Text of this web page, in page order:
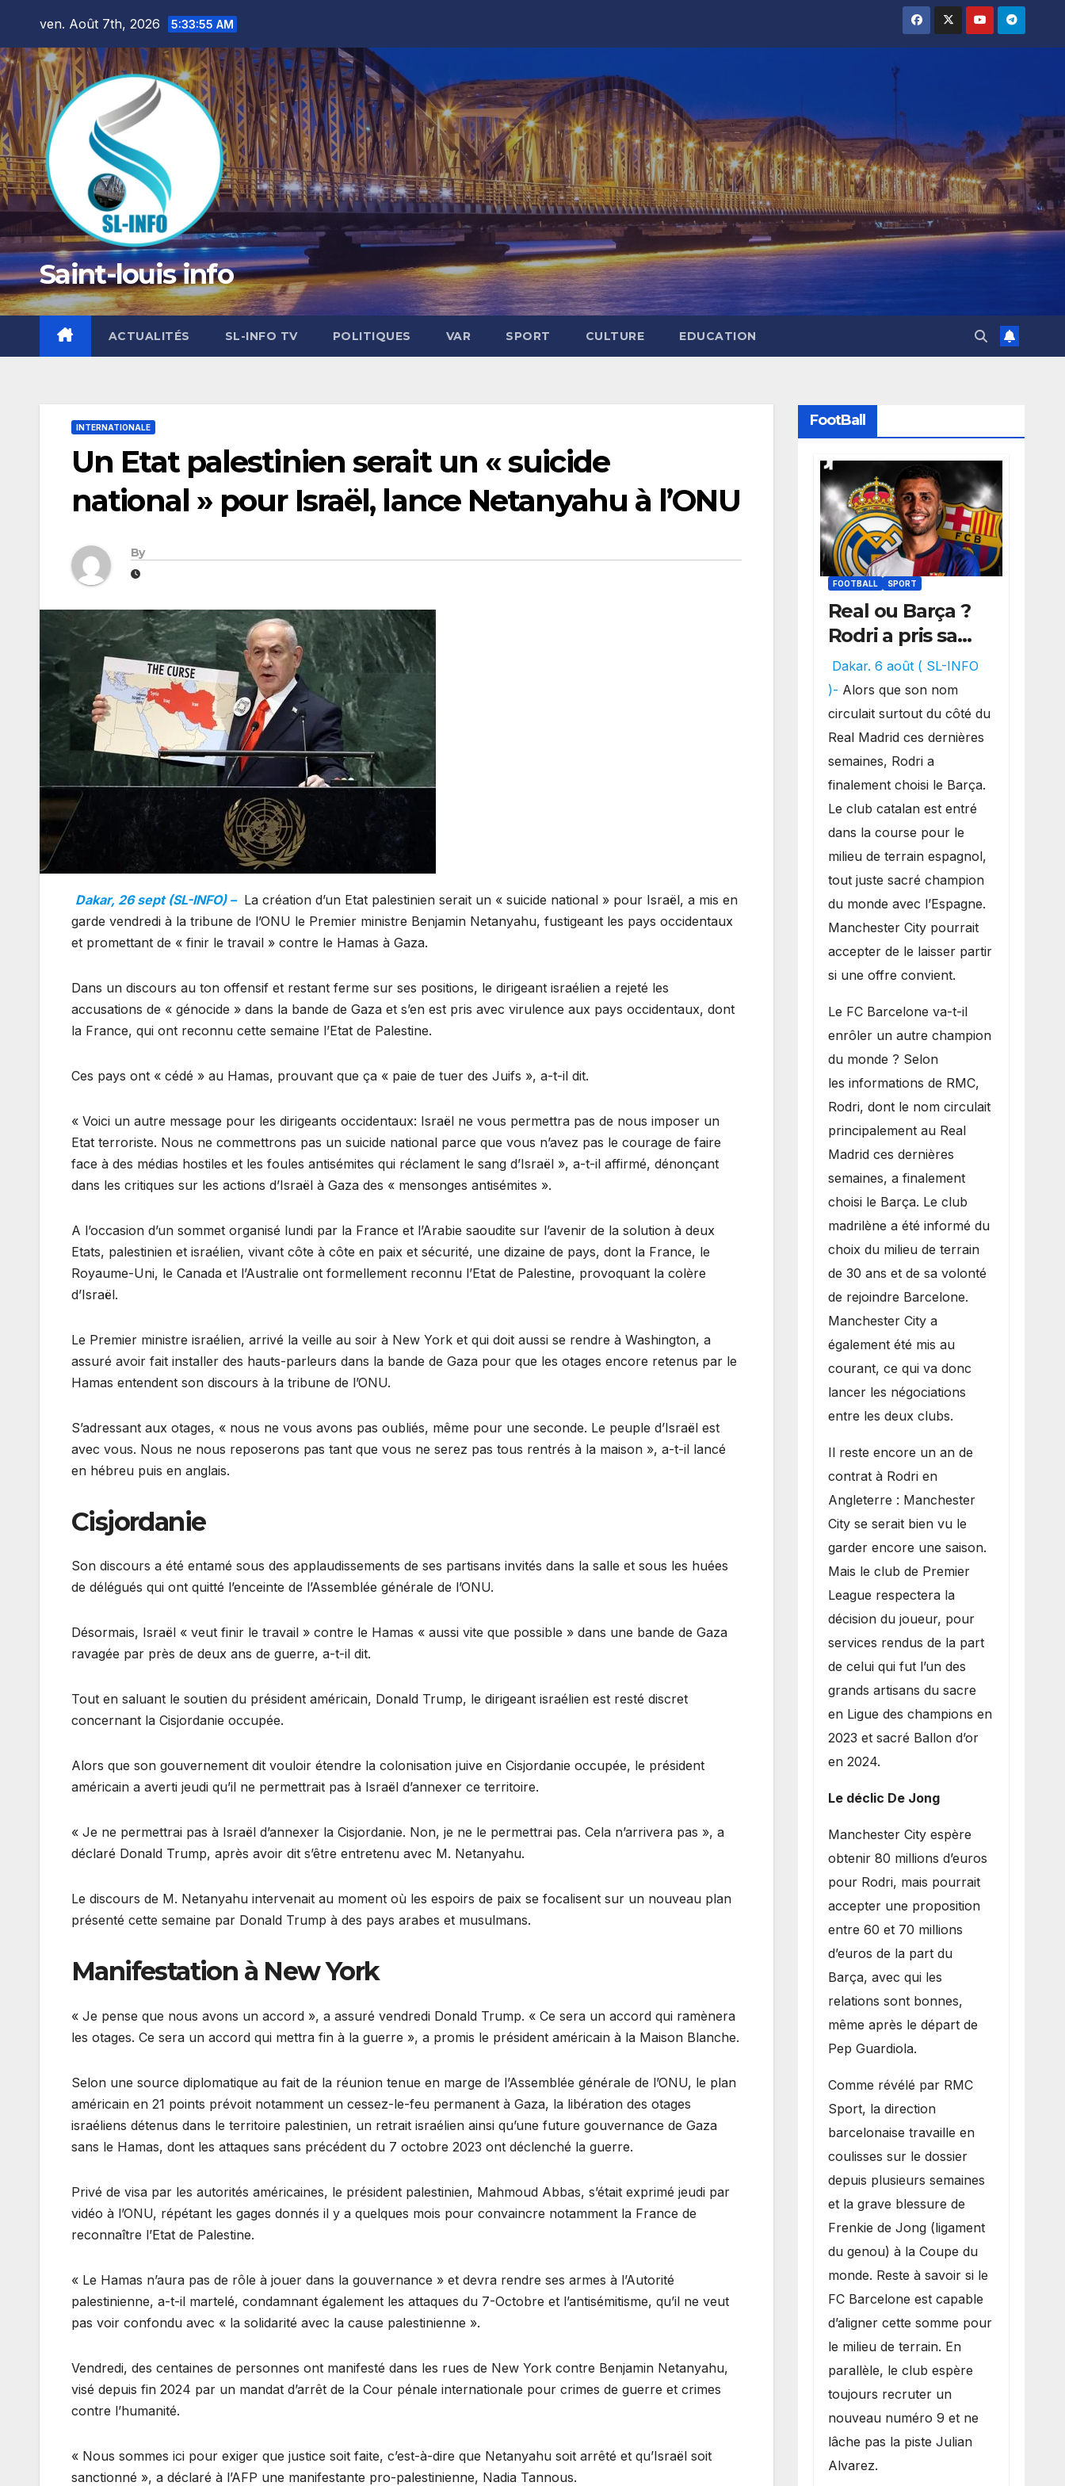
content
ven. Août 7th, 2026 5:33:57 AM
Saint-louis info
ACTUALITÉS SL-INFO TV POLITIQUES VAR SPORT CULTURE EDUCATION
INTERNATIONALE
Un Etat palestinien serait un « suicide
national » pour Israël, lance Netanyahu à l’ONU
By
Dakar, 26 sept (SL-INFO) – La création d’un Etat palestinien serait un « suicide national » pour Israël, a mis en
garde vendredi à la tribune de l’ONU le Premier ministre Benjamin Netanyahu, fustigeant les pays occidentaux
et promettant de « finir le travail » contre le Hamas à Gaza.
Dans un discours au ton offensif et restant ferme sur ses positions, le dirigeant israélien a rejeté les
accusations de « génocide » dans la bande de Gaza et s’en est pris avec virulence aux pays occidentaux, dont
la France, qui ont reconnu cette semaine l’Etat de Palestine.
Ces pays ont « cédé » au Hamas, prouvant que ça « paie de tuer des Juifs », a-t-il dit.
« Voici un autre message pour les dirigeants occidentaux: Israël ne vous permettra pas de nous imposer un
Etat terroriste. Nous ne commettrons pas un suicide national parce que vous n’avez pas le courage de faire
face à des médias hostiles et les foules antisémites qui réclament le sang d’Israël », a-t-il affirmé, dénonçant
dans les critiques sur les actions d’Israël à Gaza des « mensonges antisémites ».
A l’occasion d’un sommet organisé lundi par la France et l’Arabie saoudite sur l’avenir de la solution à deux
Etats, palestinien et israélien, vivant côte à côte en paix et sécurité, une dizaine de pays, dont la France, le
Royaume-Uni, le Canada et l’Australie ont formellement reconnu l’Etat de Palestine, provoquant la colère
d’Israël.
Le Premier ministre israélien, arrivé la veille au soir à New York et qui doit aussi se rendre à Washington, a
assuré avoir fait installer des hauts-parleurs dans la bande de Gaza pour que les otages encore retenus par le
Hamas entendent son discours à la tribune de l’ONU.
S’adressant aux otages, « nous ne vous avons pas oubliés, même pour une seconde. Le peuple d’Israël est
avec vous. Nous ne nous reposerons pas tant que vous ne serez pas tous rentrés à la maison », a-t-il lancé
en hébreu puis en anglais.
Cisjordanie
Son discours a été entamé sous des applaudissements de ses partisans invités dans la salle et sous les huées
de délégués qui ont quitté l’enceinte de l’Assemblée générale de l’ONU.
Désormais, Israël « veut finir le travail » contre le Hamas « aussi vite que possible » dans une bande de Gaza
ravagée par près de deux ans de guerre, a-t-il dit.
Tout en saluant le soutien du président américain, Donald Trump, le dirigeant israélien est resté discret
concernant la Cisjordanie occupée.
Alors que son gouvernement dit vouloir étendre la colonisation juive en Cisjordanie occupée, le président
américain a averti jeudi qu’il ne permettrait pas à Israël d’annexer ce territoire.
« Je ne permettrai pas à Israël d’annexer la Cisjordanie. Non, je ne le permettrai pas. Cela n’arrivera pas », a
déclaré Donald Trump, après avoir dit s’être entretenu avec M. Netanyahu.
Le discours de M. Netanyahu intervenait au moment où les espoirs de paix se focalisent sur un nouveau plan
présenté cette semaine par Donald Trump à des pays arabes et musulmans.
Manifestation à New York
« Je pense que nous avons un accord », a assuré vendredi Donald Trump. « Ce sera un accord qui ramènera
les otages. Ce sera un accord qui mettra fin à la guerre », a promis le président américain à la Maison Blanche.
Selon une source diplomatique au fait de la réunion tenue en marge de l’Assemblée générale de l’ONU, le plan
américain en 21 points prévoit notamment un cessez-le-feu permanent à Gaza, la libération des otages
israéliens détenus dans le territoire palestinien, un retrait israélien ainsi qu’une future gouvernance de Gaza
sans le Hamas, dont les attaques sans précédent du 7 octobre 2023 ont déclenché la guerre.
Privé de visa par les autorités américaines, le président palestinien, Mahmoud Abbas, s’était exprimé jeudi par
vidéo à l’ONU, répétant les gages donnés il y a quelques mois pour convaincre notamment la France de
reconnaître l’Etat de Palestine.
« Le Hamas n’aura pas de rôle à jouer dans la gouvernance » et devra rendre ses armes à l’Autorité
palestinienne, a-t-il martelé, condamnant également les attaques du 7-Octobre et l’antisémitisme, qu’il ne veut
pas voir confondu avec « la solidarité avec la cause palestinienne ».
Vendredi, des centaines de personnes ont manifesté dans les rues de New York contre Benjamin Netanyahu,
visé depuis fin 2024 par un mandat d’arrêt de la Cour pénale internationale pour crimes de guerre et crimes
contre l’humanité.
« Nous sommes ici pour exiger que justice soit faite, c’est-à-dire que Netanyahu soit arrêté et qu’Israël soit
sanctionné », a déclaré à l’AFP une manifestante pro-palestinienne, Nadia Tannous.
FootBall
FOOTBALL SPORT
Real ou Barça ?
Rodri a pris sa
décision, un
choix qui
pourrait faire
grand bruit sur
le marché des
transferts.
Dakar. 6 août ( SL-INFO
)- Alors que son nom
circulait surtout du côté du
Real Madrid ces dernières
semaines, Rodri a
finalement choisi le Barça.
Le club catalan est entré
dans la course pour le
milieu de terrain espagnol,
tout juste sacré champion
du monde avec l’Espagne.
Manchester City pourrait
accepter de le laisser partir
si une offre convient.
​Le FC Barcelone va-t-il
enrôler un autre champion
du monde ? Selon
les informations de RMC,
Rodri, dont le nom circulait
principalement au Real
Madrid ces dernières
semaines, a finalement
choisi le Barça. Le club
madrilène a été informé du
choix du milieu de terrain
de 30 ans et de sa volonté
de rejoindre Barcelone.
Manchester City a
également été mis au
courant, ce qui va donc
lancer les négociations
entre les deux clubs.
​Il reste encore un an de
contrat à Rodri en
Angleterre : Manchester
City se serait bien vu le
garder encore une saison.
Mais le club de Premier
League respectera la
décision du joueur, pour
services rendus de la part
de celui qui fut l’un des
grands artisans du sacre
en Ligue des champions en
2023 et sacré Ballon d’or
en 2024.
Le déclic De Jong
​Manchester City espère
obtenir 80 millions d’euros
pour Rodri, mais pourrait
accepter une proposition
entre 60 et 70 millions
d’euros de la part du
Barça, avec qui les
relations sont bonnes,
même après le départ de
Pep Guardiola.
​Comme révélé par RMC
Sport, la direction
barcelonaise travaille en
coulisses sur le dossier
depuis plusieurs semaines
et la grave blessure de
Frenkie de Jong (ligament
du genou) à la Coupe du
monde. Reste à savoir si le
FC Barcelone est capable
d’aligner cette somme pour
le milieu de terrain. En
parallèle, le club espère
toujours recruter un
nouveau numéro 9 et ne
lâche pas la piste Julian
Alvarez.